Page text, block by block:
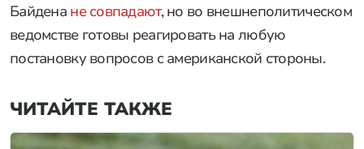
Байдена не совпадают, но во внешнеполитическом
ведомстве готовы реагировать на любую
постановку вопросов с американской стороны.
ЧИТАЙТЕ ТАКЖЕ